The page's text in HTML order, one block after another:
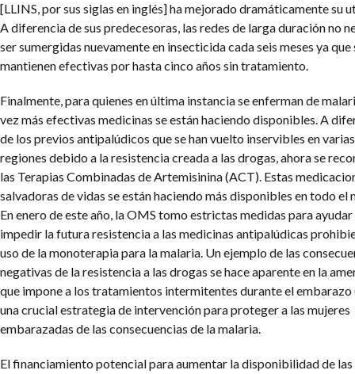
[LLINS, por sus siglas en inglés] ha mejorado dramáticamente su
A diferencia de sus predecesoras, las redes de larga duración no
ser sumergidas nuevamente en insecticida cada seis meses ya que
mantienen efectivas por hasta cinco años sin tratamiento.
Finalmente, para quienes en última instancia se enferman de
vez más efectivas medicinas se están haciendo disponibles. A
de los previos antipalúdicos que se han vuelto inservibles en varias
regiones debido a la resistencia creada a las drogas, ahora se
las Terapias Combinadas de Artemisinina (ACT). Estas
salvadoras de vidas se están haciendo más disponibles en todo el
En enero de este año, la OMS tomo estrictas medidas para ayudar
impedir la futura resistencia a las medicinas antipalúdicas
uso de la monoterapia para la malaria. Un ejemplo de las
negativas de la resistencia a las drogas se hace aparente en la
que impone a los tratamientos intermitentes durante el embarazo
una crucial estrategia de intervención para proteger a las mujeres
embarazadas de las consecuencias de la malaria.
El financiamiento potencial para aumentar la disponibilidad de